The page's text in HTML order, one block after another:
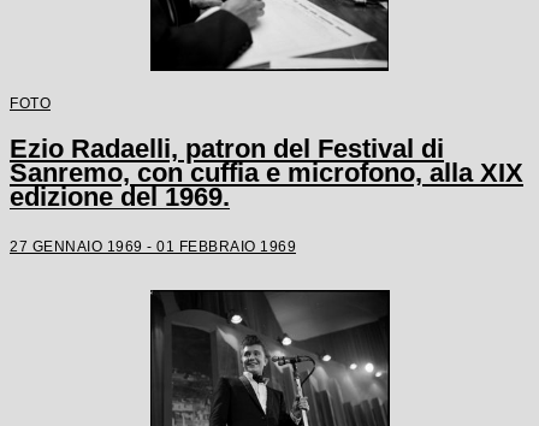
FOTO
Ezio Radaelli, patron del Festival di
Sanremo, con cuffia e microfono, alla XIX
edizione del 1969.
27 GENNAIO 1969 - 01 FEBBRAIO 1969